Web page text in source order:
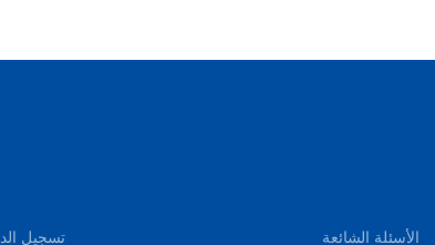
الأسئلة الشائعة تسجيل